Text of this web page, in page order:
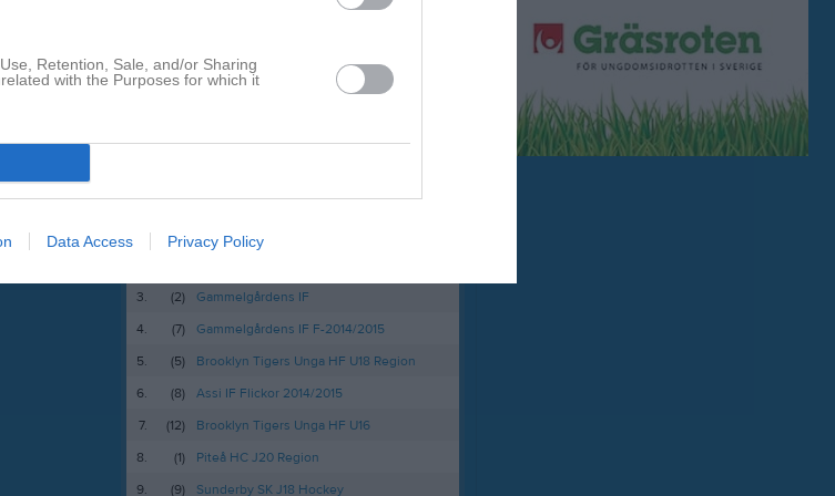
Retention, Sale, and/or Sharing
with the Purposes for which it
Data Access Privacy Policy
Kaserngatan 3, 97442 Luleå
Besökartoppen Länet
(17)
Piteå HC P-11
3.
(2)
Gammelgårdens IF
4.
(7)
Gammelgårdens IF F-2014/2015
5.
(5)
Brooklyn Tigers Unga HF U18 Region
6.
(8)
Assi IF Flickor 2014/2015
7.
(12)
Brooklyn Tigers Unga HF U16
8.
(1)
Piteå HC J20 Region
9.
(9) Sunderby SK J18 Hockey